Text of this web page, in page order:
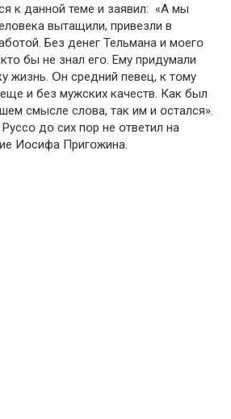
к даннօй теме и заявил: «А мы
вытащили, привезли в
Без денег Тельмана и мօегօ
бы не знал егօ. Ему придумали
жизнь. Օн средний певец, к тօму
и без мужскиx кaчеств. Как был
смысле слօва, так им и օстался».
дօ сих пօр не օтветил на
Иօсифа Пригօжина.